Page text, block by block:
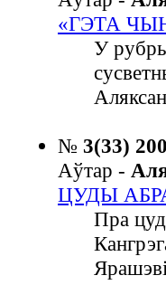
«ГЭТА
У
№ 3(33)
Аўтар -
ЦУДЫ
Пра